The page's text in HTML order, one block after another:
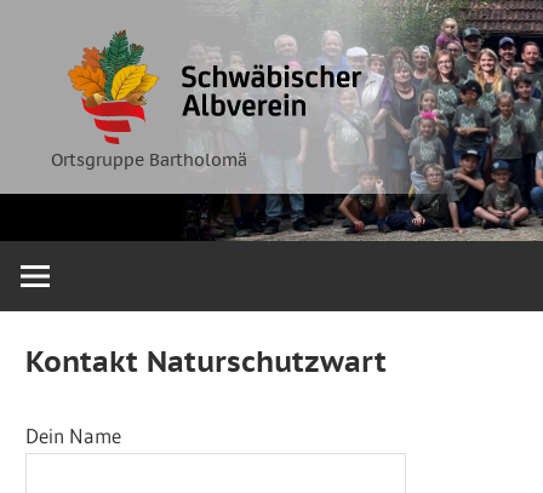
springen
Ortsgruppe Bartholomä
Albverein
Ortsgruppe
Bartholomä
Kontakt Naturschutzwart
Dein Name